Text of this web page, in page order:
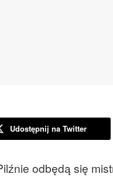
Udostępnij na Twitter
odbędą się